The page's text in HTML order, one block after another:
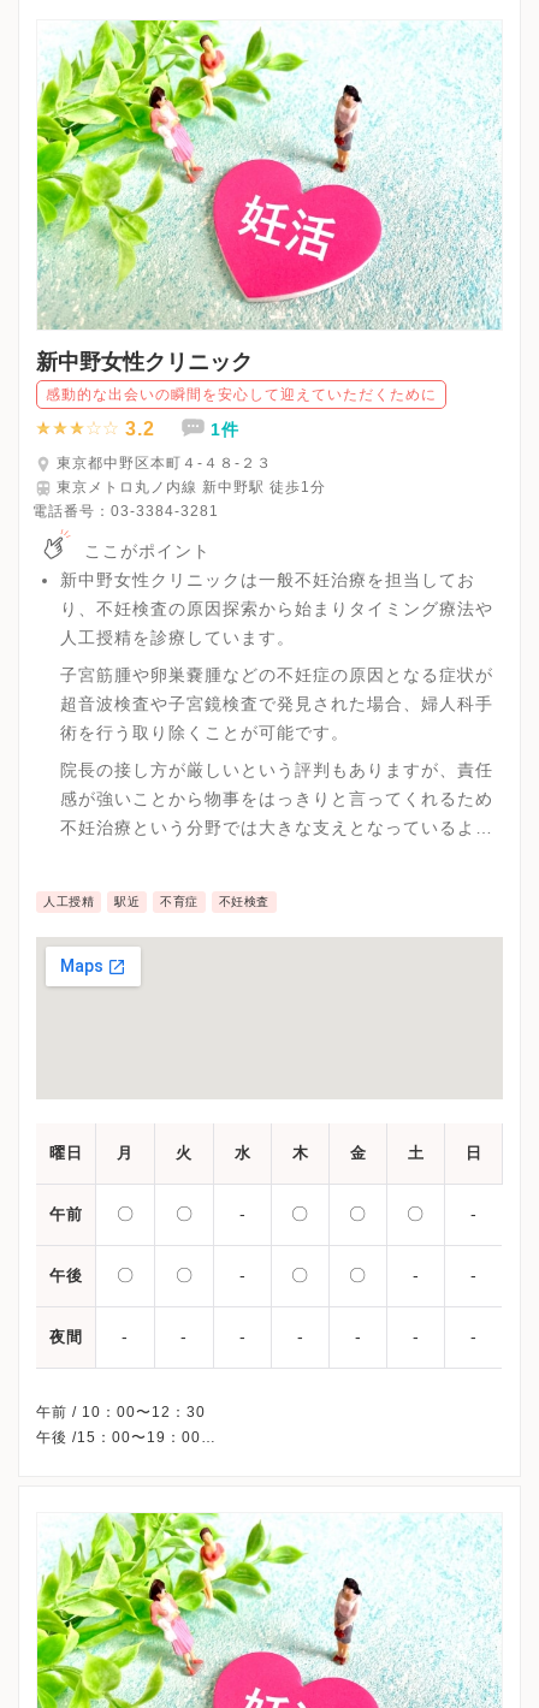
平日午後：19:30
土日： 14:00
新中野女性クリニック
感動的な出会いの瞬間を安心して迎えていただくために
3.2 1件
東京都中野区本町４‐４８‐２３
東京メトロ丸ノ内線 新中野駅 徒歩1分
電話番号： 03-3384-3281
ここがポイント
新中野女性クリニックは一般不妊治療を担当してお
り、不妊検査の原因探索から始まりタイミング療法や
人工授精を診療しています。
子宮筋腫や卵巣嚢腫などの不妊症の原因となる症状が
超音波検査や子宮鏡検査で発見された場合、婦人科手
術を行う取り除くことが可能です。
院長の接し方が厳しいという評判もありますが、責任
感が強いことから物事をはっきりと言ってくれるため
不妊治療という分野では大きな支えとなっているよう
人工授精 駅近 不育症 不妊検査
曜日 月 火 水 木 金 土 日
午前 〇 〇 - 〇 〇 〇 -
午後 〇 〇 - 〇 〇 - -
夜間 - - - - - - -
午前 / 10：00〜12：30
午後 /15：00〜19：00